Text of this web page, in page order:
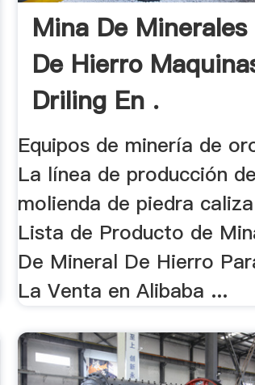
Mina De Minerales
De Hierro
Driling En .
Equipos de minería de
La línea de producción de
molienda de piedra
Lista de Producto de
De Mineral De Hierro
La Venta en Alibaba ...